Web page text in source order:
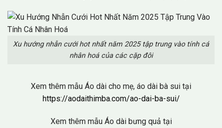
Xu hướng nhẫn cưới hot nhất năm 2025 tập trung vào tính cá
nhân hoá của các cặp đôi
Xem thêm mẫu Áo dài cho mẹ, áo dài bà sui tại
https://aodaithimba.com/ao-dai-ba-sui/
Xem thêm mẫu Áo dài bưng quả tại